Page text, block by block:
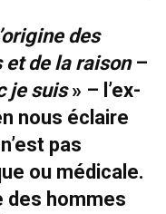
des
de la raison–
je suis» – l’ex-
nous éclaire
pas
ou médicale.
des hommes